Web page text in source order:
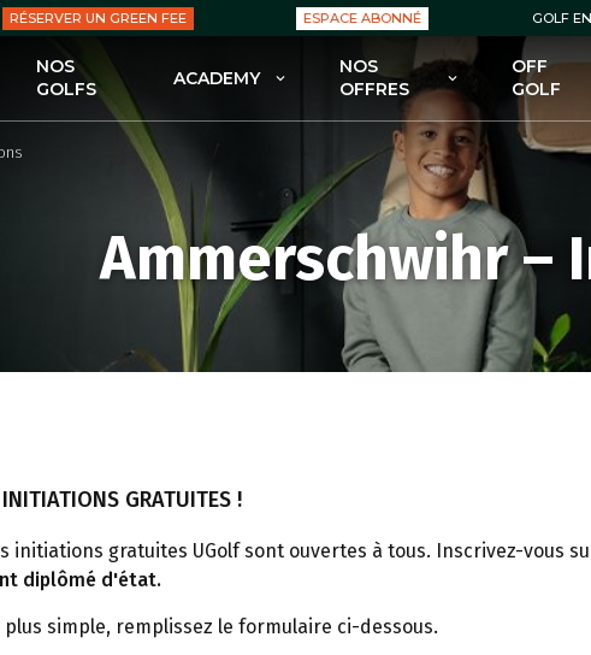
RÉSERVER UN GREEN FEE ESPACE ABONNÉ GOLF
NOS
GOLFS
ACADEMY
LES FORMULES POUR DÉBUTER
LE GOLF
LES FORMULES POUR SE
PERFECTIONNER AU GOLF
LES COURS POUR ENFANTS
LES STAGES
NOS
OFFRES
NOS OFFRES : GREEN FEES
NOS OFFRES : ABONNEMENTS
NOS OFFRES : ENSEIGNEMENT
NOS OFFRES : BOUTIQUES
NOS OFFRES – BONS PLANS /
OFF
GOLF
Ammerschwihr –
GRATUITES !
initiations gratuites UGolf sont ouvertes à tous. Inscrivez-vous
diplômé d'état.
simple, remplissez le formulaire ci-dessous.